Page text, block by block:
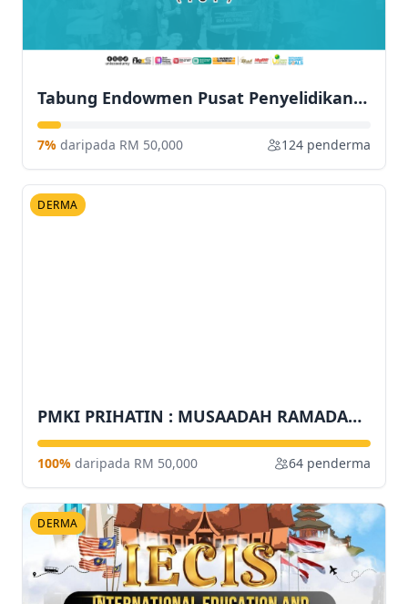
Tabung Endowmen Pusat Penyelidikan Kewangan Sosial Islam (ISF)
7% daripada RM 50,000 124 penderma
DERMA
PMKI PRIHATIN : MUSAADAH RAMADAN DAN SYAWAL 3.0
100% daripada RM 50,000 64 penderma
DERMA